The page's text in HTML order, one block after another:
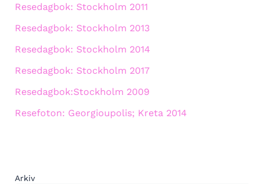
Resedagbok: Stockholm 2011
Resedagbok: Stockholm 2013
Resedagbok: Stockholm 2014
Resedagbok: Stockholm 2017
Resedagbok:Stockholm 2009
Resefoton: Georgioupolis; Kreta 2014
Arkiv